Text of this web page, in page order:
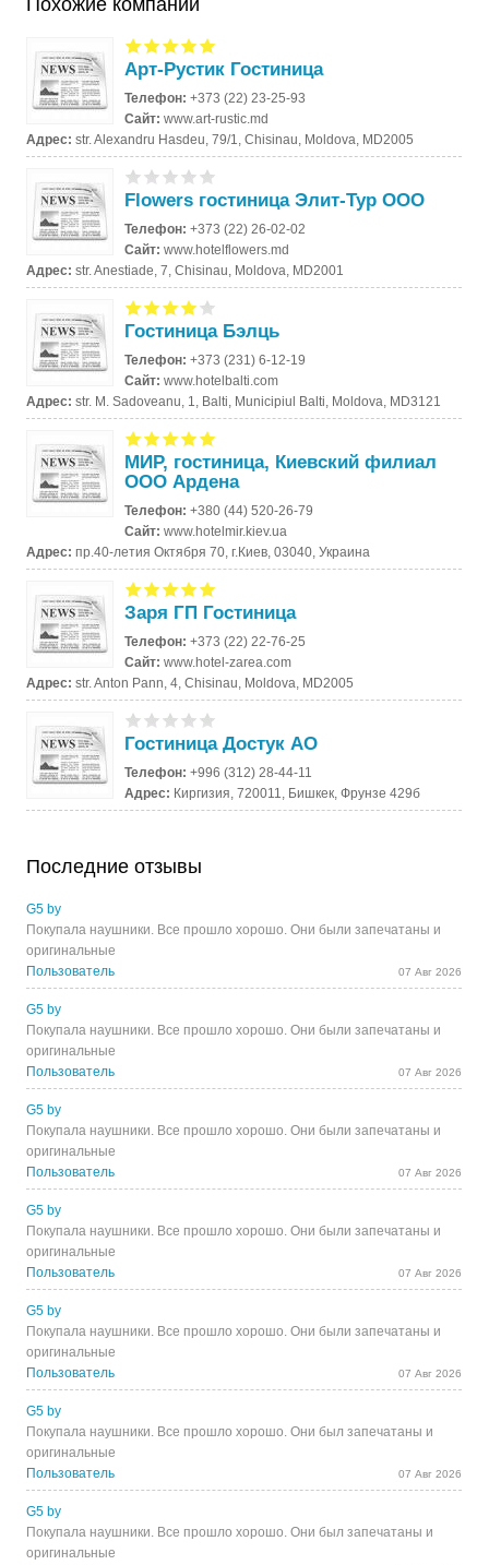
Арт-Рустик Гостиница
Телефон:+373 (22) 23-25-93
Сайт:www.art-rustic.md
Адрес:str. Alexandru Hasdeu, 79/1, Chisinau, Moldova, MD2005
Flowers гостиница Элит-Тур ООО
Телефон:+373 (22) 26-02-02
Сайт:www.hotelflowers.md
Адрес:str. Anestiade, 7, Chisinau, Moldova, MD2001
Гостиница Бэлць
Телефон:+373 (231) 6-12-19
Сайт:www.hotelbalti.com
Адрес:str. M. Sadoveanu, 1, Balti, Municipiul Balti, Moldova, MD3121
МИР, гостиница, Киевский филиал
ООО Ардена
Телефон:+380 (44) 520-26-79
Сайт:www.hotelmir.kiev.ua
Адрес:пр.40-летия Октября 70, г.Киев, 03040, Украина
Заря ГП Гостиница
Телефон:+373 (22) 22-76-25
Сайт:www.hotel-zarea.com
Адрес:str. Anton Pann, 4, Chisinau, Moldova, MD2005
Гостиница Достук АО
Телефон:+996 (312) 28-44-11
Адрес: Киргизия, 720011, Бишкек, Фрунзе 429б
Последние отзывы
G5 by
Покупала наушники. Все прошло хорошо. Они были запечатаны и
оригинальные
Пользователь
07 Авг 2026
G5 by
Покупала наушники. Все прошло хорошо. Они были запечатаны и
оригинальные
Пользователь
07 Авг 2026
G5 by
Покупала наушники. Все прошло хорошо. Они были запечатаны и
оригинальные
Пользователь
07 Авг 2026
G5 by
Покупала наушники. Все прошло хорошо. Они были запечатаны и
оригинальные
Пользователь
07 Авг 2026
G5 by
Покупала наушники. Все прошло хорошо. Они были запечатаны и
оригинальные
Пользователь
07 Авг 2026
G5 by
Покупала наушники. Все прошло хорошо. Они был запечатаны и
оригинальные
Пользователь
07 Авг 2026
G5 by
Покупала наушники. Все прошло хорошо. Они был запечатаны и
оригинальные